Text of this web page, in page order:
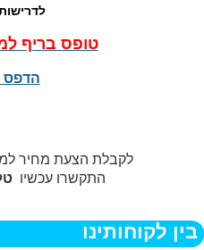
טופס בריף
הדפס
לקבלת הצעת מחיר
התקשרו עכשיו טל:
בין לקוחותינו